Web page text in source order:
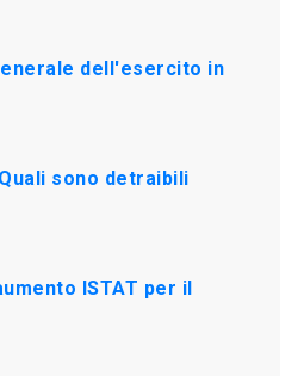
dell'esercito in
sono detraibili
ISTAT per il